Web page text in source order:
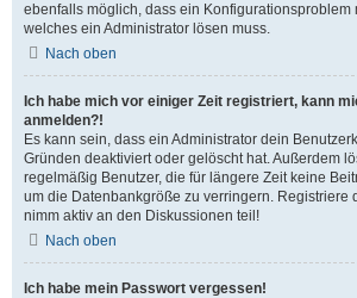
ebenfalls möglich, dass ein Konfigurationsproblem
welches ein Administrator lösen muss.
Nach oben
Ich habe mich vor einiger Zeit registriert, kann
anmelden?!
Es kann sein, dass ein Administrator dein
Gründen deaktiviert oder gelöscht hat. Außerdem
regelmäßig Benutzer, die für längere Zeit keine
um die Datenbankgröße zu verringern. Registriere
nimm aktiv an den Diskussionen teil!
Nach oben
Ich habe mein Passwort vergessen!